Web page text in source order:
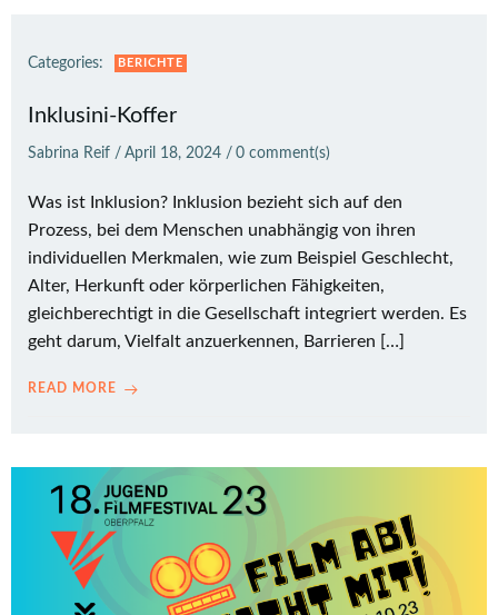
Categories: BERICHTE
Inklusini-Koffer
Sabrina Reif / April 18, 2024 / 0 comment(s)
Was ist Inklusion? Inklusion bezieht sich auf den
Prozess, bei dem Menschen unabhängig von ihren
individuellen Merkmalen, wie zum Beispiel Geschlecht,
Alter, Herkunft oder körperlichen Fähigkeiten,
gleichberechtigt in die Gesellschaft integriert werden. Es
geht darum, Vielfalt anzuerkennen, Barrieren […]
READ MORE